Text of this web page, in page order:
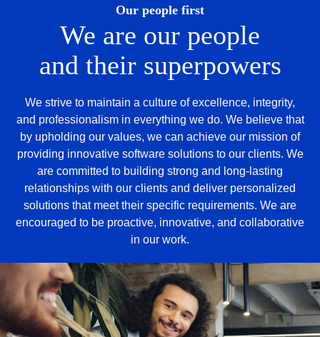
Our people first
We are our people
and their superpowers
We strive to maintain a culture of excellence, integrity,
and professionalism in everything we do. We believe that
by upholding our values, we can achieve our mission of
providing innovative software solutions to our clients. We
are committed to building strong and long-lasting
relationships with our clients and deliver personalized
solutions that meet their specific requirements. We are
encouraged to be proactive, innovative, and collaborative
in our work.